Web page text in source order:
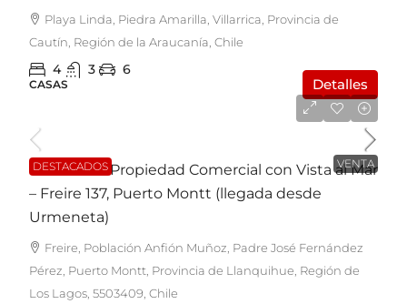
Playa Linda, Piedra Amarilla, Villarrica, Provincia de
Cautín, Región de la Araucanía, Chile
4 3 6
CASAS Detalles
DESTACADOS VENTA
EN VENTA: Propiedad Comercial con Vista al Mar
– Freire 137, Puerto Montt (llegada desde
Urmeneta)
Freire, Población Anfión Muñoz, Padre José Fernández
Pérez, Puerto Montt, Provincia de Llanquihue, Región de
Los Lagos, 5503409, Chile